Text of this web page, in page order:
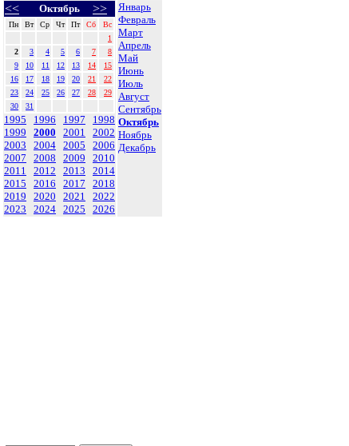
<< Октябрь >>
Пн Вт Ср Чт Пт Сб
Вс
1
2
3 4 5 6 7
8
9
10 11 12 13 14
15
16
17 18 19 20 21
22
23
24 25 26 27 28
29
30
31
1995 1996 1997
1998
1999
2000 2001
2002
2003
2004 2005
2006
2007
2008 2009
2010
2011
2012 2013
2014
2015
2016 2017
2018
2019
2020 2021
2022
2023
2024 2025 2026
Январь
Февраль
Март
Апрель
Май
Июнь
Июль
Август
Сентябрь
Октябрь
Ноябрь
Декабрь